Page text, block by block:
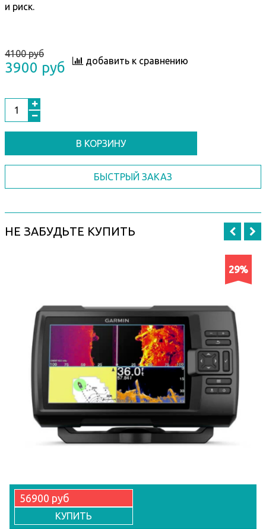
и риск.
4100 руб
3900 руб добавить к сравнению
В КОРЗИНУ
БЫСТРЫЙ ЗАКАЗ
НЕ ЗАБУДЬТЕ КУПИТЬ
29%
56900 руб
КУПИТЬ